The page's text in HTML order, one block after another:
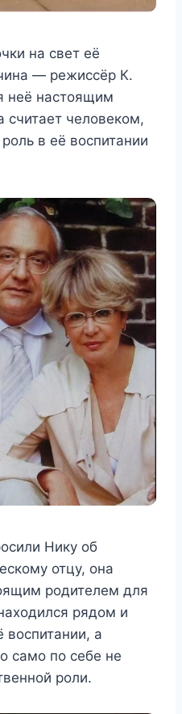
на свет её
— режиссёр К.
неё настоящим
человеком,
в её воспитании
Нику об
отцу, она
родителем для
рядом и
воспитании, а
само по себе не
роли.